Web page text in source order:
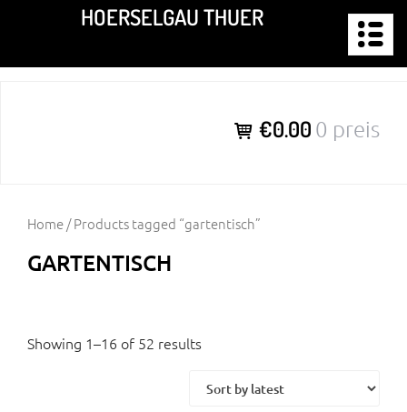
springen
HOERSELGAU THUER
€0.00 0 preis
Home/ Products tagged “gartentisch”
GARTENTISCH
Showing 1–16 of 52 results